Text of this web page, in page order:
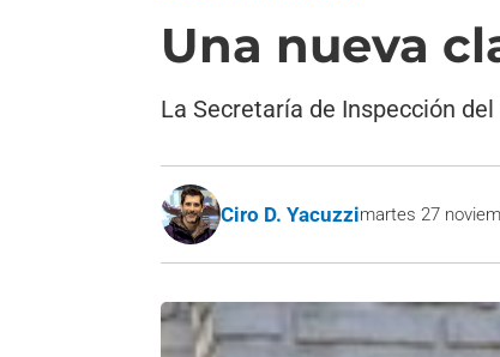
Una nueva
La Secretaría de Inspección
Ciro D. Yacuzzimartes 27